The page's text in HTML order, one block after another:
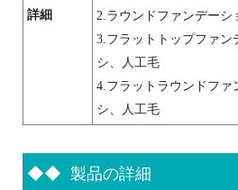
詳細
2.ラウンドファンデーシ
3.フラットトップファン
シ、人工毛
4.フラットラウンドファ
シ、人工毛
◆◆ 製品の詳細